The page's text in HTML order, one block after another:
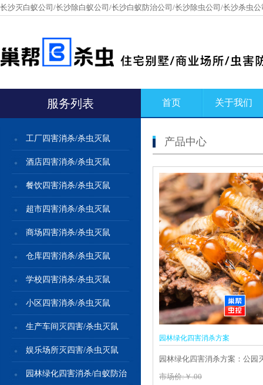
长沙灭白蚁公司/长沙除白蚁公司/长沙白蚁防治公司/长沙除虫公司/长沙杀虫
服务列表 首页 关于我们
工厂四害消杀/杀虫灭鼠
酒店四害消杀/杀虫灭鼠
餐饮四害消杀/杀虫灭鼠
超市四害消杀/杀虫灭鼠
商场四害消杀/杀虫灭鼠
仓库四害消杀/杀虫灭鼠
学校四害消杀/杀虫灭鼠
小区四害消杀/杀虫灭鼠
生产车间灭四害/杀虫灭鼠
娱乐场所灭四害/杀虫灭鼠
园林绿化四害消杀/白蚁防治
产品中心
园林绿化四害消杀方案
园林绿化四害消杀方案：公园
害，树木白蚁防治
市场价:￥.00